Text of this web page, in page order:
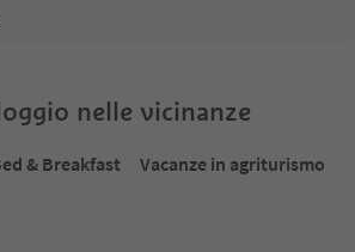
nelle vicinanze
& Breakfast
Vacanze in agriturismo